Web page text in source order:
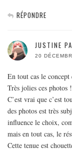
RÉPONDRE
JUSTINE
20
En tout cas le
Très jolies ces photos !
C’est vrai que c’est
des photos est très
influence le choix,
mais en tout cas, le
Cette tenue est